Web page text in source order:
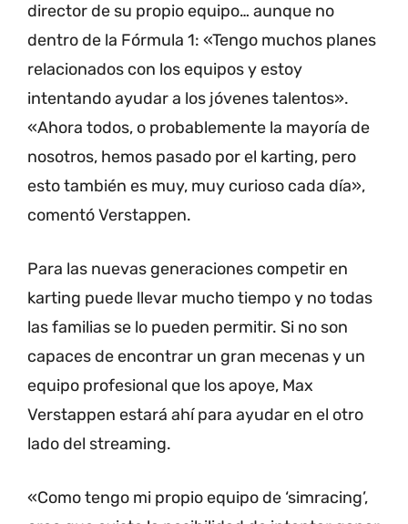
director de su propio equipo… aunque no
dentro de la Fórmula 1: «Tengo muchos planes
relacionados con los equipos y estoy
intentando ayudar a los jóvenes talentos».
«Ahora todos, o probablemente la mayoría de
nosotros, hemos pasado por el karting, pero
esto también es muy, muy curioso cada día»,
comentó Verstappen.
Para las nuevas generaciones competir en
karting puede llevar mucho tiempo y no todas
las familias se lo pueden permitir. Si no son
capaces de encontrar un gran mecenas y un
equipo profesional que los apoye, Max
Verstappen estará ahí para ayudar en el otro
lado del streaming.
«Como tengo mi propio equipo de ‘simracing’,